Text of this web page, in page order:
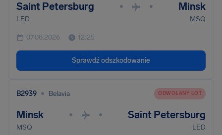
Saint Petersburg • • Minsk
LED MSQ
07.08.2026 12:25
Sprawdź odszkodowanie
B2939 • Belavia ODWOŁANY LOT
Minsk • • Saint Petersburg
MSQ LED